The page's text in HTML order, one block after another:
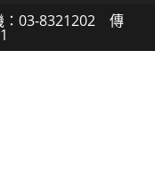
：03-8321202 傳